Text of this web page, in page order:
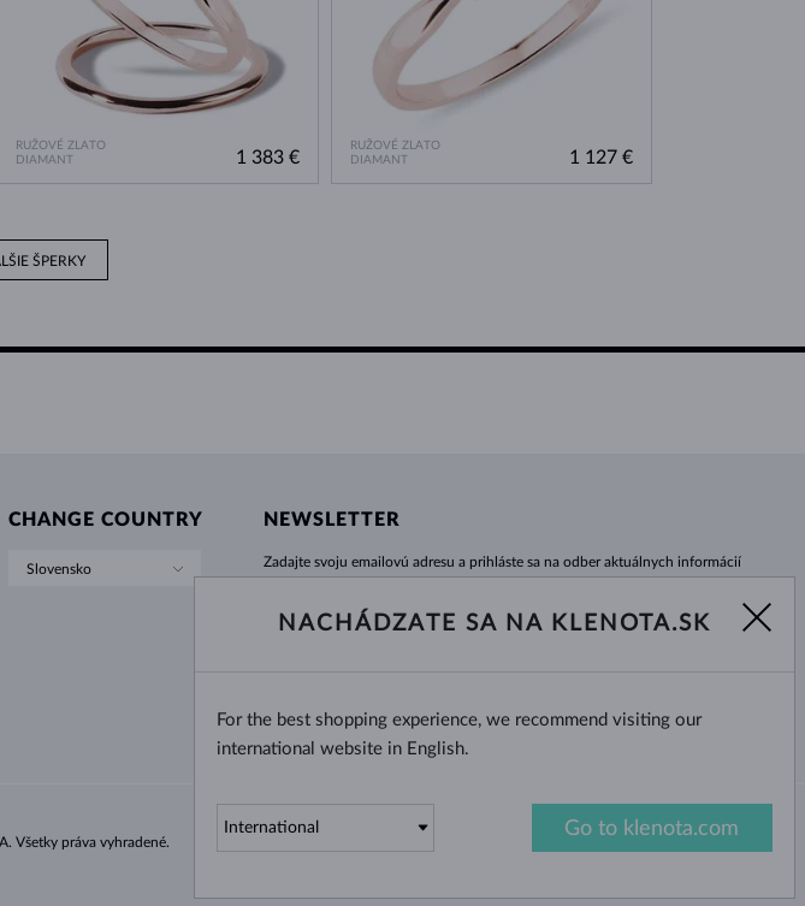
RUŽOVÉ ZLATO
DIAMANT
1 383 €
RUŽOVÉ ZLATO
DIAMANT
1 127 €
ŠPERKY
CHANGE COUNTRY
Slovensko
NEWSLETTER
Zadajte svoju emailovú adresu a prihláste sa na odber aktuálnych informácií
Žiadna novinka, akcia či zľava Vám už neunikne!
Áno, chcem dostávať zaujímavé novinky na e-mail.
Všetky práva vyhradené.
NACHÁDZATE SA NA KLENOTA.SK
For the best shopping experience, we recommend visiting our
international website in English.
Go to klenota.com